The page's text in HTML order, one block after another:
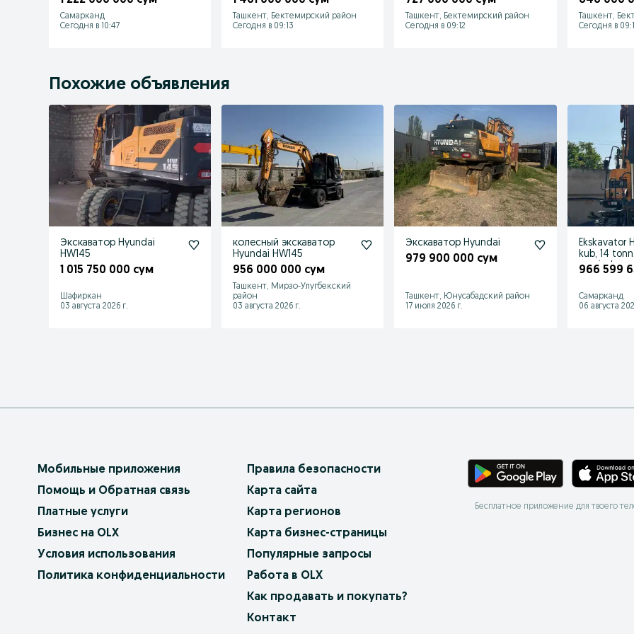
Самарканд
Сегодня в 10:47
Ташкент, Бектемирский район
Сегодня в 09:13
Ташкент, Бектемирский район
Сегодня в 09:12
Ташкент,
Сегодня в
Похожие объявления
Экскаватор Hyundai
HW145
1 015 750 000 сум
Шафиркан
03 августа 2026 г.
колесный экскаватор
Hyundai HW145
956 000 000 сум
Ташкент, Мирзо-Улугбекский
район
03 августа 2026 г.
Экскаватор Hyundai
979 900 000 сум
Ташкент, Юнусабадский район
17 июля 2026 г.
Ekskavator
kub, 14
mavjud
966 599
Самарканд
06 августа
Мобильные приложения
Помощь и Обратная связь
Платные услуги
Бизнес на OLX
Условия использования
Политика конфиденциальности
Правила безопасности
Карта сайта
Карта регионов
Карта бизнес-страницы
Популярные запросы
Работа в OLX
Как продавать и покупать?
Контакт
Бесплатное приложение для твоего